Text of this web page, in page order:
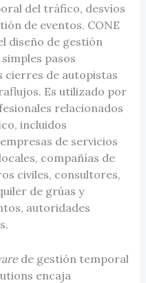
del tráfico, desvíos
de eventos. CONE
diseño de gestión
pasos
cierres de autopistas
Es utilizado por
relacionados
incluidos
de servicios
compañías de
civiles, consultores,
de grúas y
autoridades
de gestión temporal
encaja